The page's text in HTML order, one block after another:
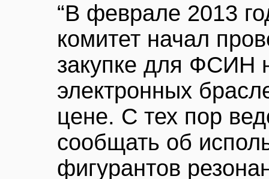
“В феврале 2013
комитет начал
закупке для ФСИН
электронных
цене. С тех пор
сообщать об
фигурантов